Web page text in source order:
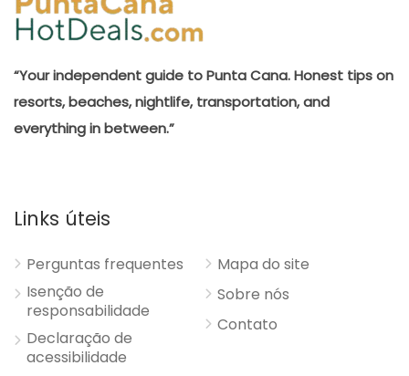
“Your independent guide to Punta Cana. Honest tips on
resorts, beaches, nightlife, transportation, and
everything in between.”
Links úteis
Perguntas frequentes
Isenção de
responsabilidade
Declaração de
acessibilidade
Mapa do site
Sobre nós
Contato